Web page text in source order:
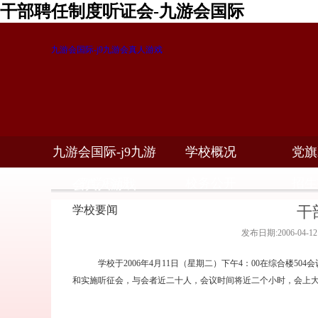
干部聘任制度听证会-九游会国际
九游会国际-j9九游会真人游戏
九游会国际-j9九游 学校概况 党
学校要闻 干
发布日期:2006-04-
学校于2006年4月11日（星期二）下午4：00在综合楼504
和实施听征会，与会者近二十人，会议时间将近二个小时，会上